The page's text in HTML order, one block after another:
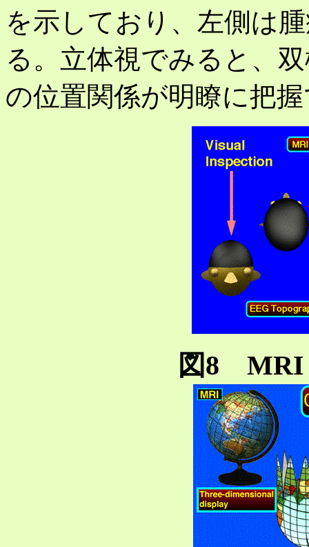
を示しており、左側は
る。立体視でみると、
の位置関係が明瞭に把
図8 MRI